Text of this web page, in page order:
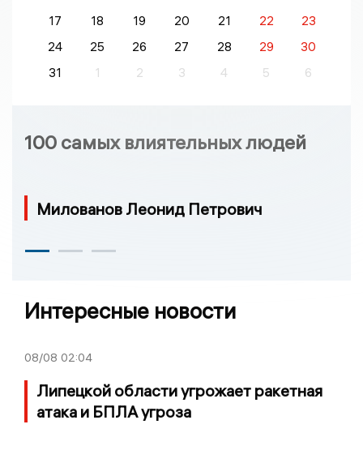
17
18 19 20 21 22
23
24
25 26 27 28 29
30
31
1 2 3 4 5 6
100 самых влиятельных людей
Милованов Леонид Петрович
Интересные новости
08/08 02:04
Липецкой области угрожает ракетная
атака и БПЛА угроза